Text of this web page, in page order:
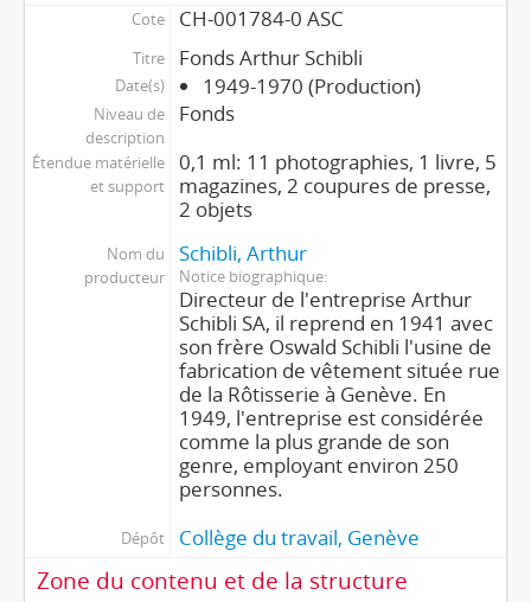
Cote CH-001784-0 ASC
Titre Fonds Arthur Schibli
Date(s) 1949-1970 (Production)
Niveau de
description
Fonds
Étendue matérielle
et support
0,1 ml: 11 photographies, 1 livre, 5
magazines, 2 coupures de presse,
2 objets
Nom du
producteur
Schibli, Arthur
Notice biographique
Directeur de l'entreprise Arthur
Schibli SA, il reprend en 1941 avec
son frère Oswald Schibli l'usine de
fabrication de vêtement située rue
de la Rôtisserie à Genève. En
1949, l'entreprise est considérée
comme la plus grande de son
genre, employant environ 250
personnes.
Dépôt Collège du travail, Genève
Zone du contenu et de la structure